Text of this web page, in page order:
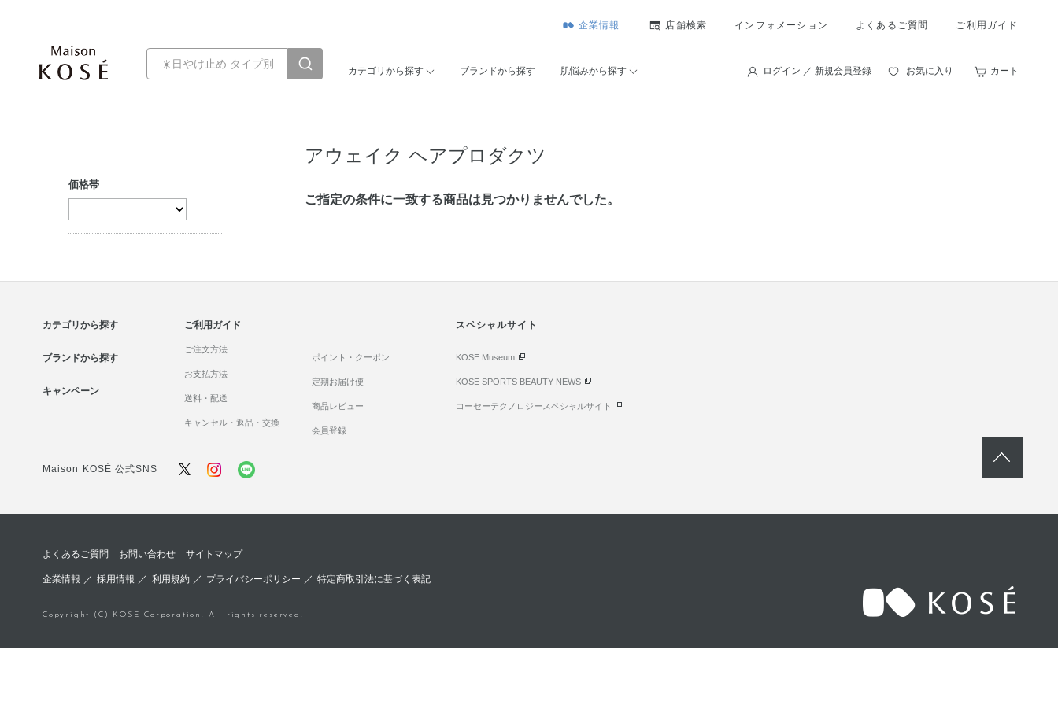
企業情報 店舗検索 インフォメーション よくあるご質問 ご利用ガイド
カテゴリから探す ブランドから探す 肌悩みから探す ログイン ／ 新規会員登録 お気に入り カート
アウェイク ヘアプロダクツ
価格帯
ご指定の条件に⼀致する商品は見つかりませんでした。
カテゴリから探す
ブランドから探す
キャンペーン
ご利用ガイド
ご注文方法
お支払方法
送料・配送
キャンセル・返品・交換
ポイント・クーポン
定期お届け便
商品レビュー
会員登録
スペシャルサイト
KOSE Museum
KOSE SPORTS BEAUTY NEWS
コーセーテクノロジースペシャルサイト
Maison KOSÉ 公式SNS
よくあるご質問 お問い合わせ サイトマップ
企業情報 ／採用情報 ／ 利用規約／ プライバシーポリシー ／ 特定商取引法に基づく表記
Copyright (C) KOSE Corporation. All rights reserved.